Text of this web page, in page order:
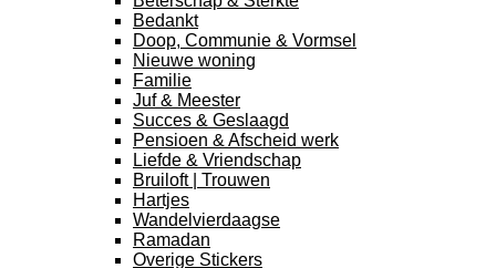
Bedankt
Doop, Communie & Vormsel
Nieuwe woning
Familie
Juf & Meester
Succes & Geslaagd
Pensioen & Afscheid werk
Liefde & Vriendschap
Bruiloft | Trouwen
Hartjes
Wandelvierdaagse
Ramadan
Overige Stickers